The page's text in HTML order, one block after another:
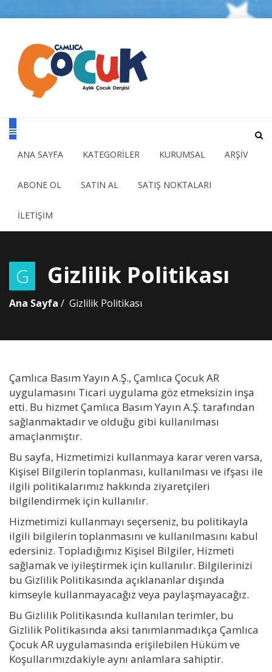
ANA SAYFA KATEGORİLER KURUMSAL ARŞİV
ABONE OL SATIN AL SATIŞ NOKTALARI
İLETİŞİM
G Gizlilik Politikası
Ana Sayfa Gizlilik Politikası
Çamlıca Basım Yayın A.Ş., Çamlıca Çocuk AR
uygulamasını Ticari uygulama göz etmeksizin inşa
etti. Bu hizmet Çamlıca Basım Yayın A.Ş. tarafından
sağlanmaktadır ve olduğu gibi kullanılması
amaçlanmıştır.
Bu sayfa, Hizmetimizi kullanmaya karar veren varsa,
Kişisel Bilgilerin toplanması, kullanılması ve ifşası ile
ilgili politikalarımız hakkında ziyaretçileri
bilgilendirmek için kullanılır.
Hizmetimizi kullanmayı seçerseniz, bu politikayla
ilgili bilgilerin toplanmasını ve kullanılmasını kabul
edersiniz. Topladığımız Kişisel Bilgiler, Hizmeti
sağlamak ve iyileştirmek için kullanılır. Bilgilerinizi
bu Gizlilik Politikasında açıklananlar dışında
kimseyle kullanmayacağız veya paylaşmayacağız.
Bu Gizlilik Politikasında kullanılan terimler, bu
Gizlilik Politikasında aksi tanımlanmadıkça Çamlıca
Çocuk AR uygulamasında erişilebilen Hüküm ve
Koşullarımızdakiyle aynı anlamlara sahiptir.